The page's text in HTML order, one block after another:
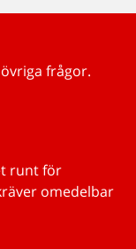
frågor.
runt för
omedelbar